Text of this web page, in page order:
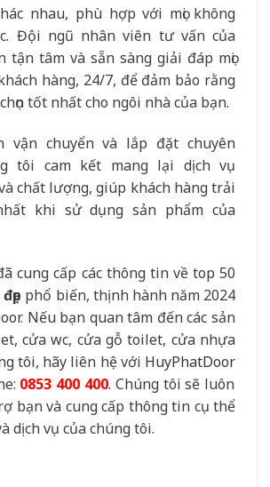
nhau, phù hợp với mọi không
Đội ngũ nhân viên tư vấn của
tận tâm và sẵn sàng giải đáp mọi
hàng, 24/7, để đảm bảo rằng
tốt nhất cho ngôi nhà của bạn.
vận chuyển và lắp đặt chuyên
tôi cam kết mang lại dịch vụ
chất lượng, giúp khách hàng trải
khi sử dụng sản phẩm của
cung cấp các thông tin về top 50
phổ biến, thịnh hành năm 2024
Nếu bạn quan tâm đến các sản
cửa wc, cửa gỗ toilet, cửa nhựa
tôi, hãy liên hệ với HuyPhatDoor
0853 400 400. Chúng tôi sẽ luôn
bạn và cung cấp thông tin cụ thể
dịch vụ của chúng tôi.